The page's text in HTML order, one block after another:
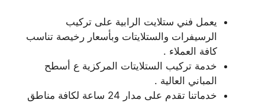
يعمل فني ستلايت الرابية على تركيب
الرسيفرات والستلايتات وبأسعار رخيصة تناسب
كافة العملاء .
خدمة تركيب الستلايتات المركزية ع أسطح
المباني العالية .
خدماتنا تقدم على مدار 24 ساعة لكافة مناطق